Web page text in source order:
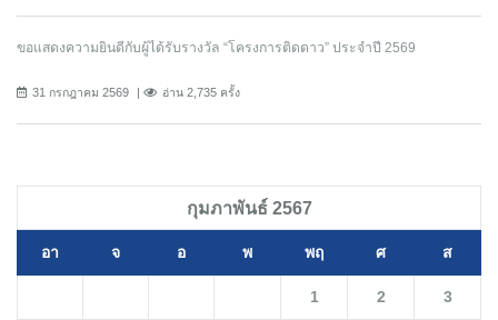
ขอแสดงความยินดีกับผู้ได้รับรางวัล “โครงการติดดาว” ประจำปี 2569
31 กรกฎาคม 2569 อ่าน 2,735 ครั้ง
กุมภาพันธ์ 2567
อา จ อ พ พฤ ศ ส
1 2 3